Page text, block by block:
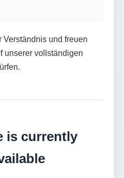
Verständnis und freuen
unserer vollständigen
is currently